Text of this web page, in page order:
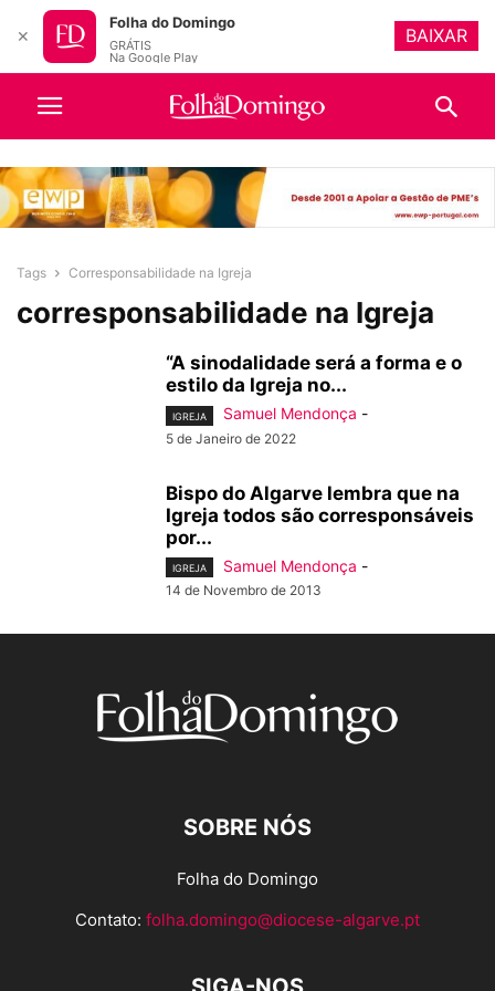
Tags Corresponsabilidade na Igreja
corresponsabilidade na Igreja
“A sinodalidade será a forma e o
estilo da Igreja no...
IGREJA Samuel Mendonça -
5 de Janeiro de 2022
Bispo do Algarve lembra que na
Igreja todos são corresponsáveis
por...
IGREJA Samuel Mendonça -
14 de Novembro de 2013
SOBRE NÓS
Folha do Domingo
Contato: folha.domingo@diocese-algarve.pt
✕
Folha do Domingo
GRÁTIS
Na Google Play
BAIXAR